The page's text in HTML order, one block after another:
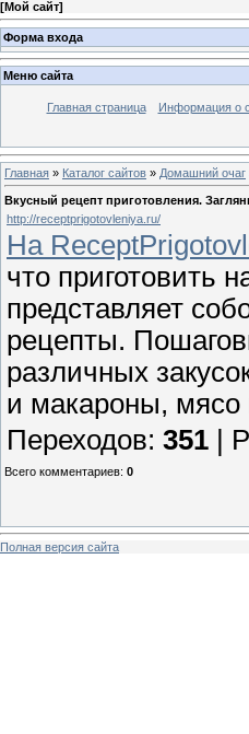
[Мой сайт]
Форма входа
Меню сайта
Главная страница Информация о
Главная » Каталог сайтов » Домашний очаг
Вкусный рецепт приготовления.
http://receptprigotovleniya.ru/
На
что приготовить
представляет
рецепты.
различных
и макароны, мясо
Переходов: 351 |
Всего комментариев: 0
Полная версия сайта